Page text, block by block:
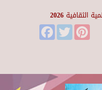
2026
FacebookTwitter